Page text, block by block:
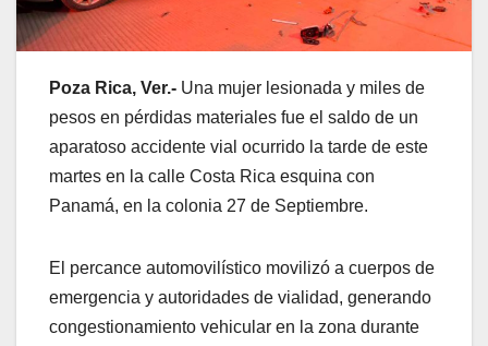
Poza Rica, Ver.- Una mujer lesionada y miles de
pesos en pérdidas materiales fue el saldo de un
aparatoso accidente vial ocurrido la tarde de este
martes en la calle Costa Rica esquina con
Panamá, en la colonia 27 de Septiembre.
El percance automovilístico movilizó a cuerpos de
emergencia y autoridades de vialidad, generando
congestionamiento vehicular en la zona durante